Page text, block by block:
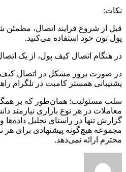
نکات:
قبل از شروع فرایند اتصال، مطمئن
پول تون خود استفاده می‌کنید.
در هنگام اتصال کیف پول، از یک اتصال
در صورت بروز مشکل در اتصال کیف
پشتیبانی همستر کامبت در تلگرام
سلب مسئولیت: همان‌طور که بر
معاملات در هر نوع بازاری نیازمند
گزارش تنها در راستای تحلیل
مجموعه هیچ‌گونه پیشنهادی برای هر
محترم ارائه نمی‌دهد.